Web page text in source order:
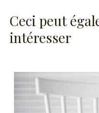
Ceci peut
intéresser